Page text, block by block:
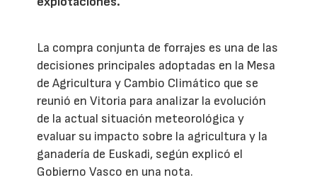
La compra conjunta de forrajes es una de las
decisiones principales adoptadas en la Mesa
de Agricultura y Cambio Climático que se
reunió en Vitoria para analizar la evolución
de la actual situación meteorológica y
evaluar su impacto sobre la agricultura y la
ganadería de Euskadi, según explicó el
Gobierno Vasco en una nota.